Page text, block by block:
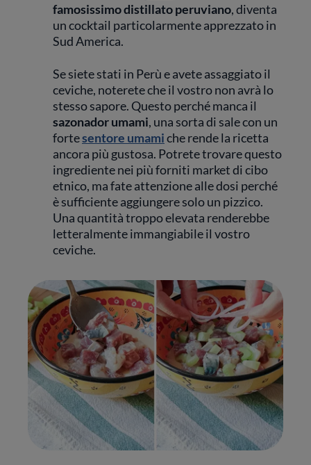
famosissimo distillato peruviano, diventa
un cocktail particolarmente apprezzato in
Sud America.
Se siete stati in Perù e avete assaggiato il
ceviche, noterete che il vostro non avrà lo
stesso sapore. Questo perché manca il
sazonador umami, una sorta di sale con un
fortesentore umamiche rende la ricetta
ancora più gustosa. Potrete trovare questo
ingrediente nei più forniti market di cibo
etnico, ma fate attenzione alle dosi perché
è sufficiente aggiungere solo un pizzico.
Una quantità troppo elevata renderebbe
letteralmente immangiabile il vostro
ceviche.